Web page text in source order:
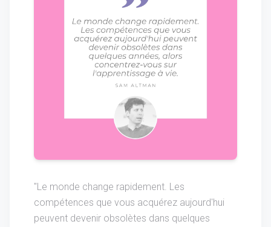
"Le monde change rapidement. Les
compétences que vous acquérez aujourd'hui
peuvent devenir obsolètes dans quelques